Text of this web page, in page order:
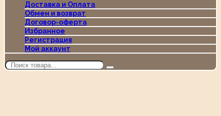
Доставка и Оплата
Обмен и возврат
Договор-оферта
Избранное
Регистрация
Мой аккаунт